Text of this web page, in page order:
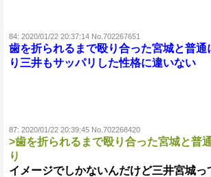
84: 2020/01/22 20:37:14 No.702267651
歯を折られるまで殴り合った宮城と普通
り三井もサッパリした性格に違いない
87: 2020/01/22 20:39:45 No.702268420
>歯を折られるまで殴り合った宮城と普
り
イメージでしかないんだけど三井宮城っ